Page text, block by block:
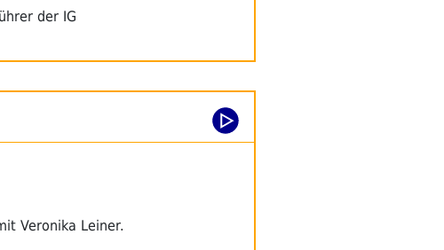
der IG
Veronika Leiner.